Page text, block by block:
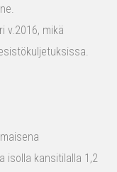
v.2016, mikä
isolla kansitilalla 1,2